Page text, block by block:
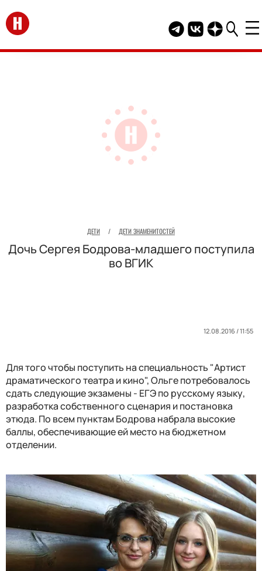
Перейти на главную
Telegram канал
Группа HELLO
Канал
ДЕТИ / ДЕТИ ЗНАМЕНИТОСТЕЙ
Дочь Сергея Бодрова-младшего поступила
во ВГИК
12.08.2016 / 11:55
Для того чтобы поступить на специальность "Артист
драматического театра и кино", Ольге потребовалось
сдать следующие экзамены - ЕГЭ по русскому языку,
разработка собственного сценария и постановка
этюда. По всем пунктам Бодрова набрала высокие
баллы, обеспечивающие ей место на бюджетном
отделении.